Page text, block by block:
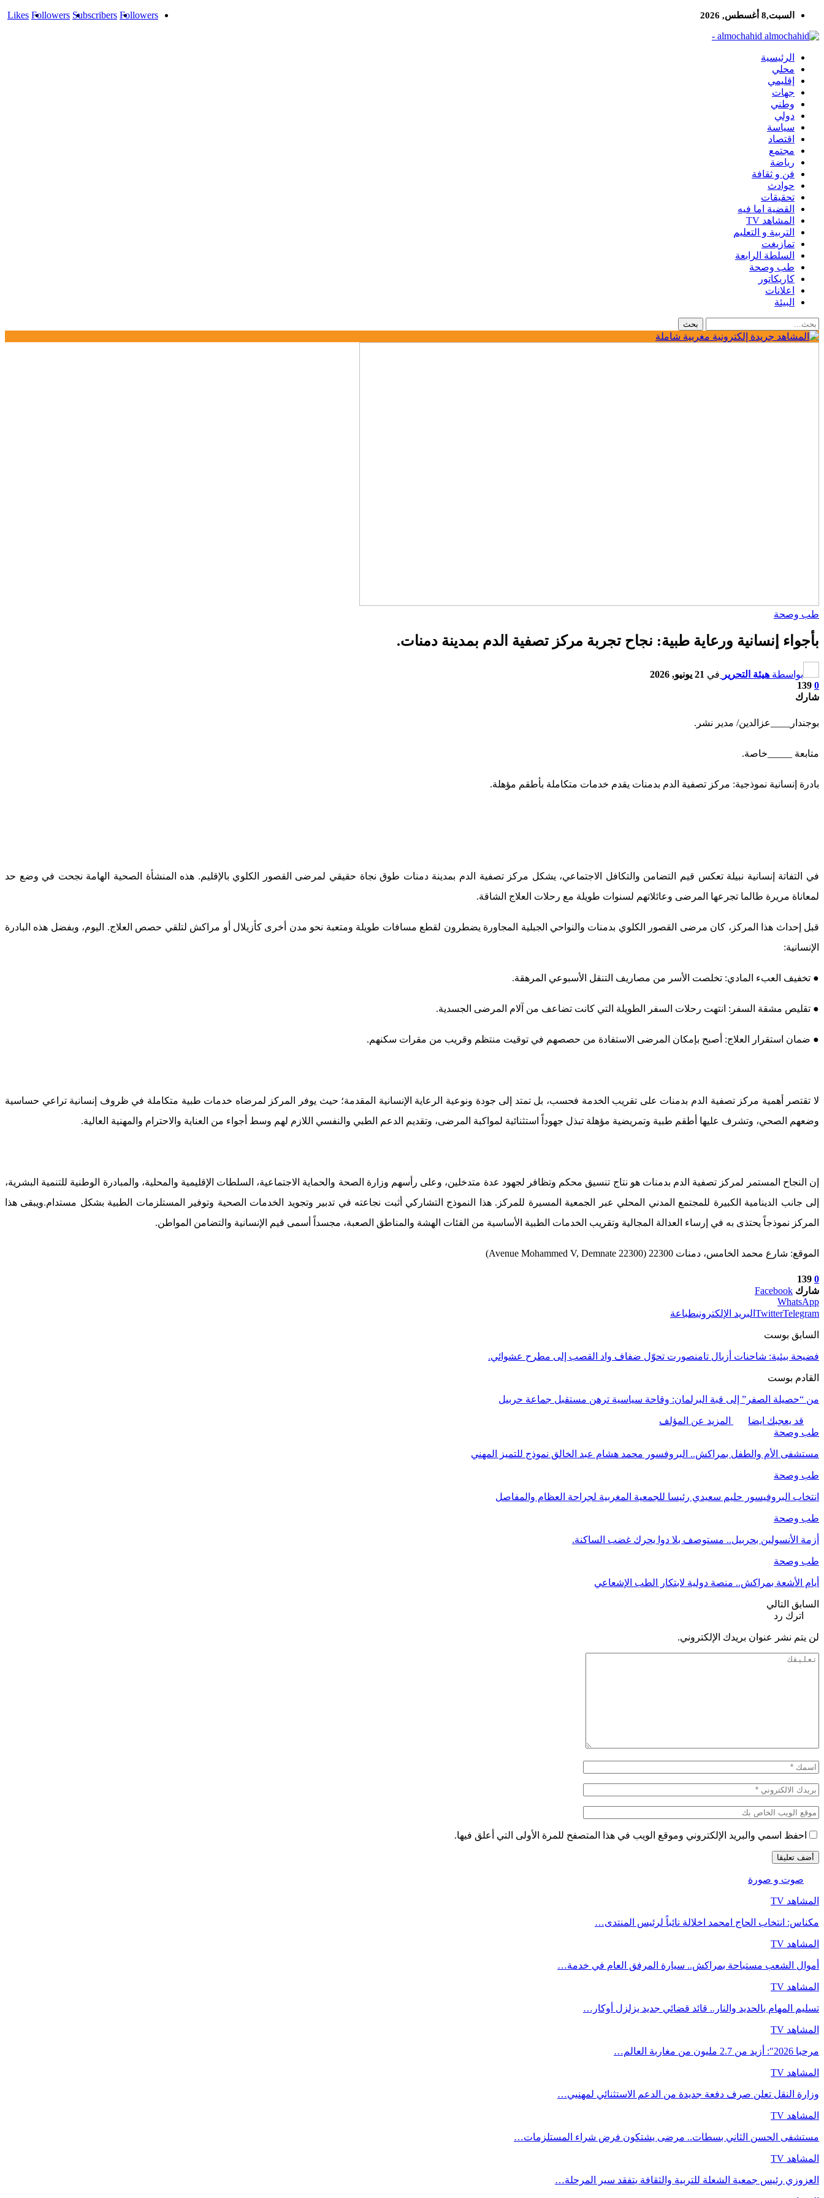
Likes Followers Subscribers Followers السبت,8 أغسطس, 2026
almochahid -
الرئيسية
محلي
إقليمي
جهات
وطني
دولي
سياسة
اقتصاد
مجتمع
رياضة
فن و ثقافة
حوادث
تحقيقات
القضية اما فيه
المشاهد TV
التربية و التعليم
تمازيغت
السلطة الرابعة
طب وصحة
كاريكاتور
اعلانات
البيئة
طب وصحة
بأجواء إنسانية ورعاية طبية: نجاح تجربة مركز تصفية الدم بمدينة دمنات.
بواسطة هيئة التحرير في 21 يونيو, 2026
0
139
شارك
بوجندار____عزالدين/ مدير نشر.
متابعة _____خاصة.
بادرة إنسانية نموذجية: مركز تصفية الدم بدمنات يقدم خدمات متكاملة بأطقم مؤهلة.
في التفاتة إنسانية نبيلة تعكس قيم التضامن والتكافل الاجتماعي، يشكل مركز تصفية الدم بمدينة دمنات طوق نجاة حقيقي لمرضى القصور الكلوي بالإقليم. هذه المنشأة الصحية الهامة نجحت في وضع حد
لمعاناة مريرة طالما تجرعها المرضى وعائلاتهم لسنوات طويلة مع رحلات العلاج الشاقة.
قبل إحداث هذا المركز، كان مرضى القصور الكلوي بدمنات والنواحي الجبلية المجاورة يضطرون لقطع مسافات طويلة ومتعبة نحو مدن أخرى كأزيلال أو مراكش لتلقي حصص العلاج. اليوم، وبفضل هذه البادرة
الإنسانية:
● تخفيف العبء المادي: تخلصت الأسر من مصاريف التنقل الأسبوعي المرهقة.
● تقليص مشقة السفر: انتهت رحلات السفر الطويلة التي كانت تضاعف من آلام المرضى الجسدية.
● ضمان استقرار العلاج: أصبح بإمكان المرضى الاستفادة من حصصهم في توقيت منتظم وقريب من مقرات سكنهم.
لا تقتصر أهمية مركز تصفية الدم بدمنات على تقريب الخدمة فحسب، بل تمتد إلى جودة ونوعية الرعاية الإنسانية المقدمة؛ حيث يوفر المركز لمرضاه خدمات طبية متكاملة في ظروف إنسانية تراعي حساسية
وضعهم الصحي، وتشرف عليها أطقم طبية وتمريضية مؤهلة تبذل جهوداً استثنائية لمواكبة المرضى، وتقديم الدعم الطبي والنفسي اللازم لهم وسط أجواء من العناية والاحترام والمهنية العالية.
إن النجاح المستمر لمركز تصفية الدم بدمنات هو نتاج تنسيق محكم وتظافر لجهود عدة متدخلين، وعلى رأسهم وزارة الصحة والحماية الاجتماعية، السلطات الإقليمية والمحلية، والمبادرة الوطنية للتنمية البشرية،
إلى جانب الدينامية الكبيرة للمجتمع المدني المحلي عبر الجمعية المسيرة للمركز. هذا النموذج التشاركي أثبت نجاعته في تدبير وتجويد الخدمات الصحية وتوفير المستلزمات الطبية بشكل مستدام.ويبقى هذا
المركز نموذجاً يحتذى به في إرساء العدالة المجالية وتقريب الخدمات الطبية الأساسية من الفئات الهشة والمناطق الصعبة، مجسداً أسمى قيم الإنسانية والتضامن المواطن.
الموقع: شارع محمد الخامس، دمنات 22300 (Avenue Mohammed V, Demnate 22300)
0
139
شارك Facebook
WhatsApp
TwitterTelegram البريد الإلكترونيطباعة
السابق بوست
فضيحة بيئية: شاحنات أزبال تامنصورت تحوّل ضفاف واد القصب إلى مطرح عشوائي.
القادم بوست
من “حصيلة الصفر” إلى قبة البرلمان: وقاحة سياسية ترهن مستقبل جماعة حربيل
قد يعجبك ايضا
المزيد عن المؤلف
طب وصحة
مستشفى الأم والطفل بمراكش.. البروفسور محمد هشام عبد الخالق نموذج للتميز المهني
طب وصحة
انتخاب البروفيسور حليم سعيدي رئيسا للجمعية المغربية لجراحة العظام والمفاصل
طب وصحة
أزمة الأنسولين بحربيل.. مستوصف بلا دوا يحرك غضب الساكنة.
طب وصحة
أيام الأشعة بمراكش.. منصة دولية لابتكار الطب الإشعاعي
السابق التالي
اترك رد
لن يتم نشر عنوان بريدك الإلكتروني.
احفظ اسمي والبريد الإلكتروني وموقع الويب في هذا المتصفح للمرة الأولى التي أعلق فيها.
صوت و صورة
المشاهد TV
مكناس: انتخاب الحاج امحمد اخلالة نائباً لرئيس المنتدى…
المشاهد TV
أموال الشعب مستباحة بمراكش.. سيارة المرفق العام في خدمة…
المشاهد TV
تسليم المهام بالحديد والنار.. قائد قضائي جديد يزلزل أوكار…
المشاهد TV
مرحبا 2026″: أزيد من 2.7 مليون من مغاربة العالم…
المشاهد TV
وزارة النقل تعلن صرف دفعة جديدة من الدعم الاستثنائي لمهنيي…
المشاهد TV
مستشفى الحسن الثاني بسطات.. مرضى يشتكون فرض شراء المستلزمات…
المشاهد TV
العزوزي رئيس جمعية الشعلة للتربية والثقافة يتفقد سير المرحلة…